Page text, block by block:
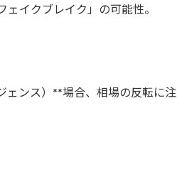
イクブレイク」の可能性。
ェンス）**場合、相場の反転に注